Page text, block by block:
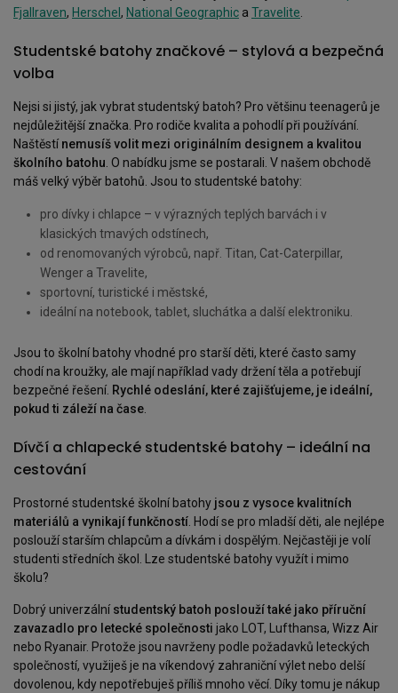
Fjallraven, Herschel , National Geographic a Travelite.
Studentské batohy značkové – stylová a bezpečná
volba
Nejsi si jistý, jak vybrat studentský batoh? Pro většinu teenagerů je
nejdůležitější značka. Pro rodiče kvalita a pohodlí při používání.
Naštěstí nemusíš volit mezi originálním designem a kvalitou
školního batohu. O nabídku jsme se postarali. V našem obchodě
máš velký výběr batohů. Jsou to studentské batohy:
pro dívky i chlapce – v výrazných teplých barvách i v
klasických tmavých odstínech,
od renomovaných výrobců, např. Titan, Cat-Caterpillar,
Wenger a Travelite,
sportovní, turistické i městské,
ideální na notebook, tablet, sluchátka a další elektroniku.
Jsou to školní batohy vhodné pro starší děti, které často samy
chodí na kroužky, ale mají například vady držení těla a potřebují
bezpečné řešení. Rychlé odeslání, které zajišťujeme, je ideální,
pokud ti záleží na čase.
Dívčí a chlapecké studentské batohy – ideální na
cestování
Prostorné studentské školní batohy jsou z vysoce kvalitních
materiálů a vynikají funkčností. Hodí se pro mladší děti, ale nejlépe
poslouží starším chlapcům a dívkám i dospělým. Nejčastěji je volí
studenti středních škol. Lze studentské batohy využít i mimo
školu?
Dobrý univerzální studentský batoh poslouží také jako příruční
zavazadlo pro letecké společnosti jako LOT, Lufthansa, Wizz Air
nebo Ryanair. Protože jsou navrženy podle požadavků leteckých
společností, využiješ je na víkendový zahraniční výlet nebo delší
dovolenou, kdy nepotřebuješ příliš mnoho věcí. Díky tomu je nákup